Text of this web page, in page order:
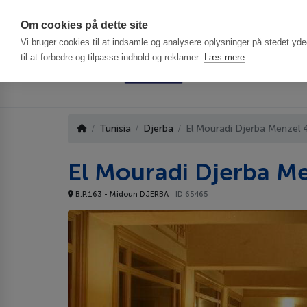
Om cookies på dette site
Vi bruger cookies til at indsamle og analysere oplysninger på stedet
til at forbedre og tilpasse indhold og reklamer. Læs mere
Tunisia Djerba El Mouradi Djerba Menzel
El Mouradi Djerba
B.P.163 - Midoun DJERBA ID 65465